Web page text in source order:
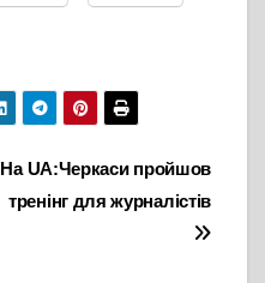
На UA:Черкаси пройшов
тренінг для журналістів